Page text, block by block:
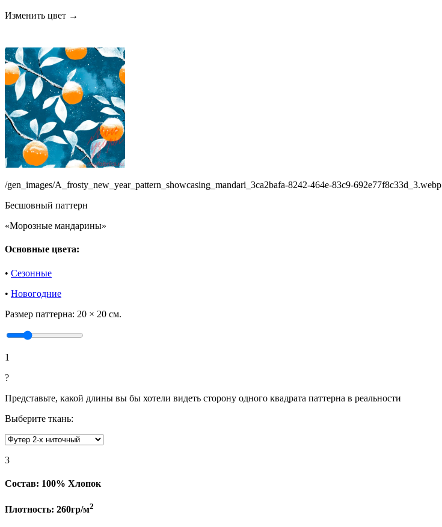
Изменить цвет →
/gen_images/A_frosty_new_year_pattern_showcasing_mandari_3ca2bafa-8242-464e-83c9-692e77f8c33d_3.webp
Бесшовный паттерн
«Морозные мандарины»
Основные цвета:
• Сезонные
• Новогодние
Размер паттерна: 20 × 20 см.
1
?
Представьте, какой длины вы бы хотели видеть сторону одного квадрата паттерна в реальности
Выберите ткань:
3
Состав: 100% Хлопок
Плотность: 260гр/м2